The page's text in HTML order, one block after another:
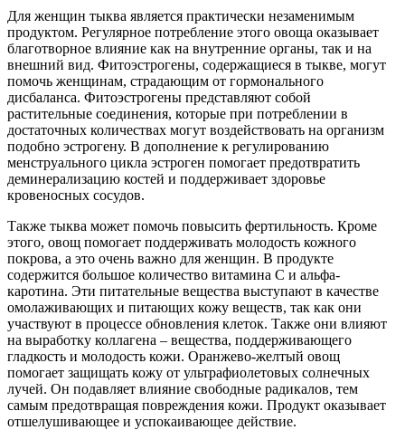
Для женщин тыква является практически незаменимым
продуктом. Регулярное потребление этого овоща оказывает
благотворное влияние как на внутренние органы, так и на
внешний вид. Фитоэстрогены, содержащиеся в тыкве, могут
помочь женщинам, страдающим от гормонального
дисбаланса. Фитоэстрогены представляют собой
растительные соединения, которые при потреблении в
достаточных количествах могут воздействовать на организм
подобно эстрогену. В дополнение к регулированию
менструального цикла эстроген помогает предотвратить
деминерализацию костей и поддерживает здоровье
кровеносных сосудов.
Также тыква может помочь повысить фертильность. Кроме
этого, овощ помогает поддерживать молодость кожного
покрова, а это очень важно для женщин. В продукте
содержится большое количество витамина C и альфа-
каротина. Эти питательные вещества выступают в качестве
омолаживающих и питающих кожу веществ, так как они
участвуют в процессе обновления клеток. Также они влияют
на выработку коллагена – вещества, поддерживающего
гладкость и молодость кожи. Оранжево-желтый овощ
помогает защищать кожу от ультрафиолетовых солнечных
лучей. Он подавляет влияние свободные радикалов, тем
самым предотвращая повреждения кожи. Продукт оказывает
отшелушивающее и успокаивающее действие.